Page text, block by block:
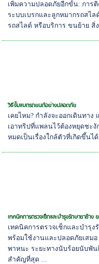
เพิ่มความปลอดภัยอีกขั้น: การ
ระบบเบรกและลูกหมากรถสไล
รถสไลด์ หรือบริการ ขนย้าย
วิธีจั๊มแบตรถยนต์อย่างปลอดภัย
เคยไหม? กำลังจะออกเดินทา
เอาทริปที่แพลนไว้ต้องหยุดชะ
หมดเป็นเรื่องใกล้ตัวที่เกิดขึ้นไ
เทคนิคการตรวจเช็กและบำรุงรักษาขาช้าง
เทคนิคการตรวจเช็กและบำรุง
พร้อมใช้งานและปลอดภัยเสม
พาหนะ ระยะทางนับร้อยนับพัน
สำคัญที่สุด ...